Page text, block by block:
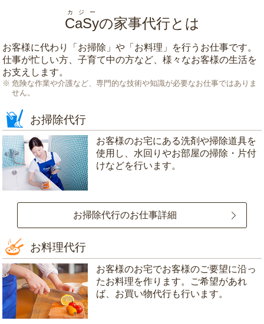
CaSy
カジー
の家事代行とは
お客様に代わり「 お掃除 」や「 お料理 」を行うお仕事です。
仕事が忙しい方、子育て中の方など、様々なお客様の生活を
お支えします。
危険な作業や介護など、専門的な技術や知識が必要なお仕事ではありま
せん。
お掃除代行
お客様のお宅にある洗剤や掃除道具を
使用し、水回りやお部屋の掃除・片付
けなどを行います。
お掃除代行のお仕事詳細
お料理代行
お客様のお宅でお客様のご要望に沿っ
たお料理を作ります。ご希望があれ
ば、お買い物代行も行います。